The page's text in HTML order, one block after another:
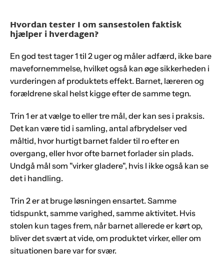
Hvordan tester I om sansestolen faktisk
hjælper i hverdagen?
En god test tager 1 til 2 uger og måler adfærd, ikke bare
mavefornemmelse, hvilket også kan øge sikkerheden i
vurderingen af produktets effekt. Barnet, læreren og
forældrene skal helst kigge efter de samme tegn.
Trin 1 er at vælge to eller tre mål, der kan ses i praksis.
Det kan være tid i samling, antal afbrydelser ved
måltid, hvor hurtigt barnet falder til ro efter en
overgang, eller hvor ofte barnet forlader sin plads.
Undgå mål som "virker gladere", hvis I ikke også kan se
det i handling.
Trin 2 er at bruge løsningen ensartet. Samme
tidspunkt, samme varighed, samme aktivitet. Hvis
stolen kun tages frem, når barnet allerede er kørt op,
bliver det svært at vide, om produktet virker, eller om
situationen bare var for svær.